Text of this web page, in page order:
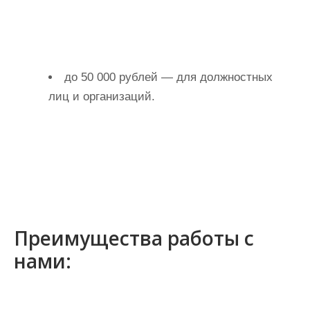
до 50 000 рублей — для должностных
лиц и организаций.
Преимущества работы с
нами: